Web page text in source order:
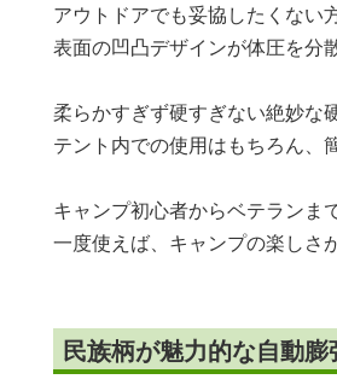
アウトドアでも妥協したくない
表面の凹凸デザインが体圧を分
柔らかすぎず硬すぎない絶妙な
テント内での使用はもちろん、
キャンプ初心者からベテランま
一度使えば、キャンプの楽しさ
民族柄が魅力的な自動